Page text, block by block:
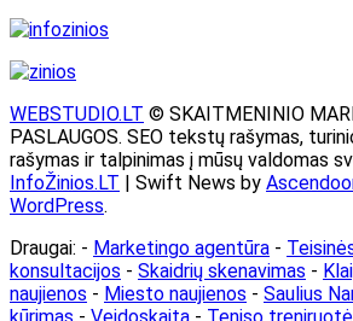
WEBSTUDIO.LT © SKAITMENINIO
PASLAUGOS. SEO tekstų rašymas,
rašymas ir talpinimas į mūsų valdomas
InfoŽinios.LT | Swift News by
WordPress.
Draugai: - Marketingo agentūra -
konsultacijos - Skaidrių skenavimas -
naujienos - Miesto naujienos - Saulius
kūrimas - Veidoskaita - Teniso